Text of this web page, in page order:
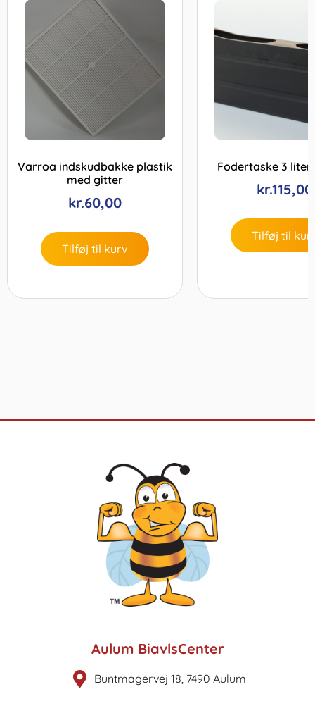
Varroa indskudbakke plastik
med gitter
kr.60,00
Tilføj til kurv
Fodertaske 3
kr.115,00
Tilføj til
Aulum BiavlsCenter
Buntmagervej 18, 7490 Aulum